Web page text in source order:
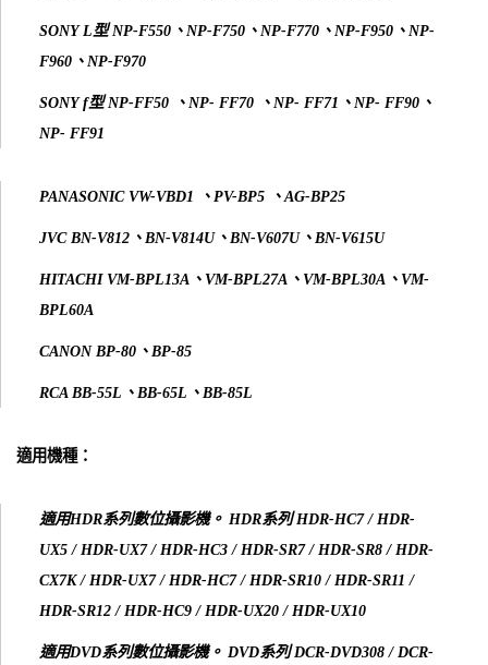
SONY L型 NP-F550、NP-F750、NP-F770、NP-F950、NP-
F960、NP-F970
SONY f型 NP-FF50 、NP- FF70 、NP- FF71、NP- FF90、
NP- FF91
PANASONIC VW-VBD1 、PV-BP5 、AG-BP25
JVC BN-V812、BN-V814U、BN-V607U、BN-V615U
HITACHI VM-BPL13A、VM-BPL27A、VM-BPL30A、VM-
BPL60A
CANON BP-80、BP-85
RCA BB-55L、BB-65L、BB-85L
適用機種：
適用HDR系列數位攝影機。 HDR系列 HDR-HC7 / HDR-
UX5 / HDR-UX7 / HDR-HC3/ HDR-SR7 / HDR-SR8 / HDR-
CX7K / HDR-UX7 / HDR-HC7 / HDR-SR10 / HDR-SR11 /
HDR-SR12 / HDR-HC9 / HDR-UX20 / HDR-UX10
適用DVD系列數位攝影機。 DVD系列 DCR-DVD308 / DCR-